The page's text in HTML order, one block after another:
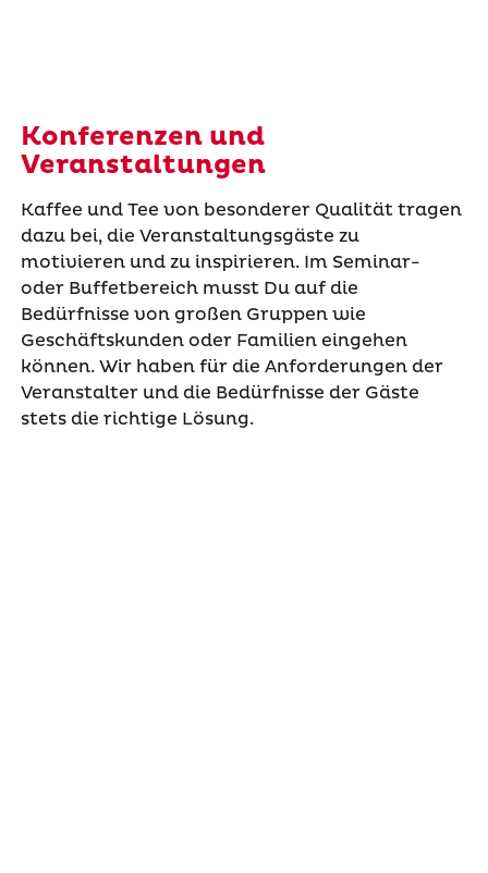
Konferenzen und
Veranstaltungen
Kaffee und Tee von besonderer Qualität tragen
dazu bei, die Veranstaltungsgäste zu
motivieren und zu inspirieren. Im Seminar-
oder Buffetbereich musst Du auf die
Bedürfnisse von großen Gruppen wie
Geschäftskunden oder Familien eingehen
können. Wir haben für die Anforderungen der
Veranstalter und die Bedürfnisse der Gäste
stets die richtige Lösung.